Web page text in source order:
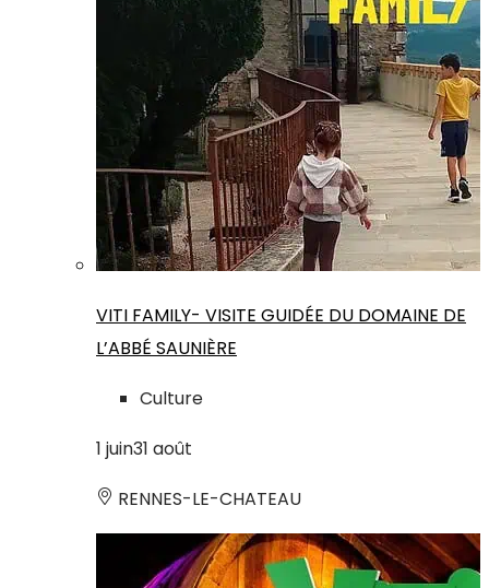
VITI FAMILY- VISITE GUIDÉE DU DOMAINE DE
L’ABBÉ SAUNIÈRE
Culture
1 juin31 août
RENNES-LE-CHATEAU